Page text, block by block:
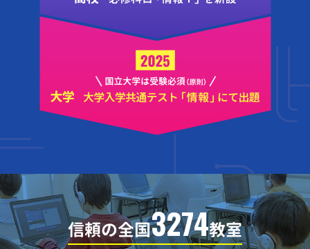
信頼の全国3274教室